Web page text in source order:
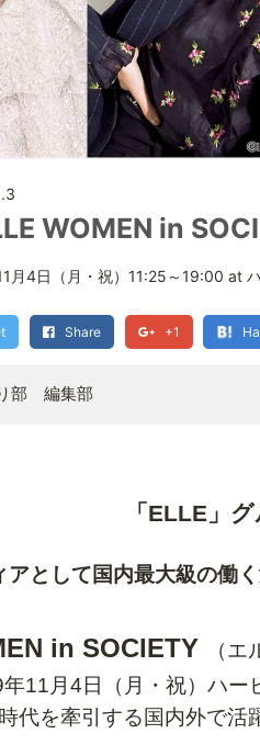
WOMEN in
月4日（月・祝）11:25～19:00 at
Share +1
部 編集部
「ELLE」
アとして国内最大級の働
in SOCIETY （
11月4日（月・祝）ハー
時代を牽引する国内外で活